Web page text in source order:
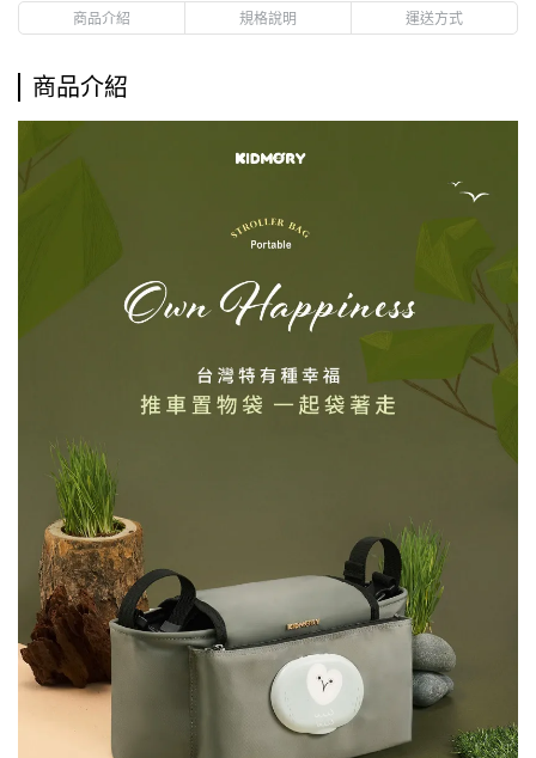
商品介紹 規格說明 運送方式
商品介紹